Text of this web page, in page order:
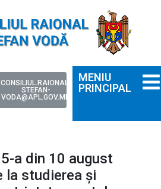
CONSILIUL.RAIONAL-
STEFAN-
VODA@APL.GOV.MD
MENIU
PRINCIPAL
a din 10 august
la studierea și